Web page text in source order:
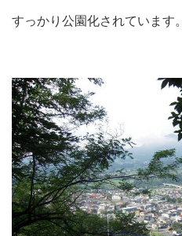
すっかり公園化されています。